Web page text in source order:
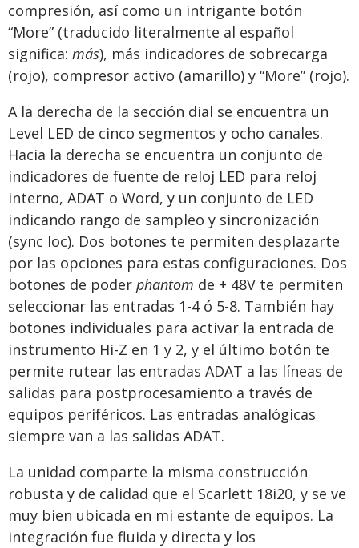
compresión, así como un intrigante botón
“More” (traducido literalmente al español
significa: más), más indicadores de sobrecarga
(rojo), compresor activo (amarillo) y “More” (rojo).
A la derecha de la sección dial se encuentra un
Level LED de cinco segmentos y ocho canales.
Hacia la derecha se encuentra un conjunto de
indicadores de fuente de reloj LED para reloj
interno, ADAT o Word, y un conjunto de LED
indicando rango de sampleo y sincronización
(sync loc). Dos botones te permiten desplazarte
por las opciones para estas configuraciones. Dos
botones de poder phantom de + 48V te permiten
seleccionar las entradas 1-4 ó 5-8. También hay
botones individuales para activar la entrada de
instrumento Hi-Z en 1 y 2, y el último botón te
permite rutear las entradas ADAT a las líneas de
salidas para postprocesamiento a través de
equipos periféricos. Las entradas analógicas
siempre van a las salidas ADAT.
La unidad comparte la misma construcción
robusta y de calidad que el Scarlett 18i20, y se ve
muy bien ubicada en mi estante de equipos. La
integración fue fluida y directa y los